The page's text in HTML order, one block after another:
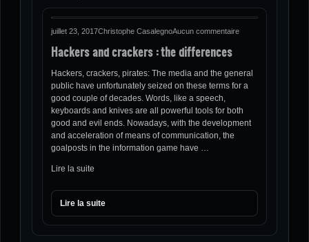
juillet 23, 2017Christophe CasalegnoAucun commentaire
Hackers and crackers : the differences
Hackers, crackers, pirates: The media and the general
public have unfortunately seized on these terms for a
good couple of decades. Words, like a speech,
keyboards and knives are all powerful tools for both
good and evil ends. Nowadays, with the development
and acceleration of means of communication, the
goalposts in the information game have …
Lire la suite
Lire la suite